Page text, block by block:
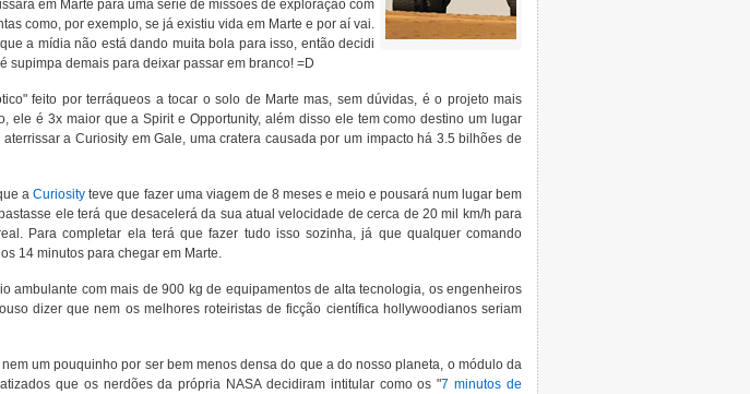
em Marte para uma série de missões de exploração com
como, por exemplo, se já existiu vida em Marte e por aí vai.
a mídia não está dando muita bola para isso, então decidi
supimpa demais para deixar passar em branco! =D
feito por terráqueos a tocar o solo de Marte mas, sem dúvidas, é o projeto mais
ele é 3x maior que a Spirit e Opportunity, além disso ele tem como destino um lugar
a Curiosity em Gale, uma cratera causada por um impacto há 3.5 bilhões de
aCuriosity teve que fazer uma viagem de 8 meses e meio e pousará num lugar bem
ele terá que desacelerá da sua atual velocidade de cerca de 20 mil km/h para
Para completar ela terá que fazer tudo isso sozinha, já que qualquer comando
14 minutos para chegar em Marte.
ambulante com mais de 900 kg de equipamentos de alta tecnologia, os engenheiros
dizer que nem os melhores roteiristas de ficção científica hollywoodianos seriam
um pouquinho por ser bem menos densa do que a do nosso planeta, o módulo da
que os nerdões da própria NASA decidiram intitular como os "7 minutos de